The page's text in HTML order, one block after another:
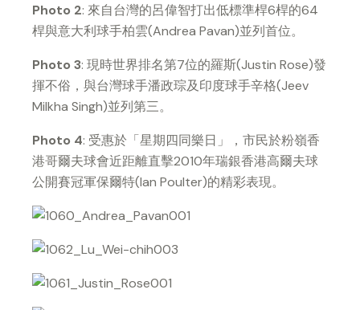
Photo 2: 來自台灣的呂偉智打出低標準桿6桿的64
桿與意大利球手柏雲(Andrea Pavan)並列首位。
Photo 3: 現時世界排名第7位的羅斯(Justin Rose)發
揮不俗，與台灣球手潘政琮及印度球手辛格(Jeev
Milkha Singh)並列第三。
Photo 4: 受惠於「星期四同樂日」，市民於粉嶺香
港哥爾夫球會近距離直擊2010年瑞銀香港高爾夫球
公開賽冠軍保爾特(Ian Poulter)的精彩表現。